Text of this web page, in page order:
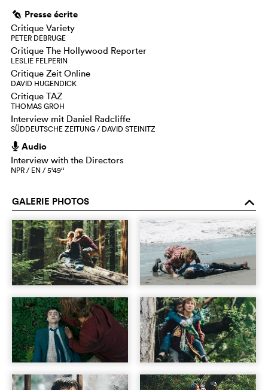
g Presse écrite
Critique Variety
PETER DEBRUGE
Critique The Hollywood Reporter
LESLIE FELPERIN
Critique Zeit Online
DAVID HUGENDICK
Critique TAZ
THOMAS GROH
Interview mit Daniel Radcliffe
SÜDDEUTSCHE ZEITUNG / DAVID STEINITZ
h Audio
Interview with the Directors
NPR / EN / 5‘49‘‘
GALERIE PHOTOS o